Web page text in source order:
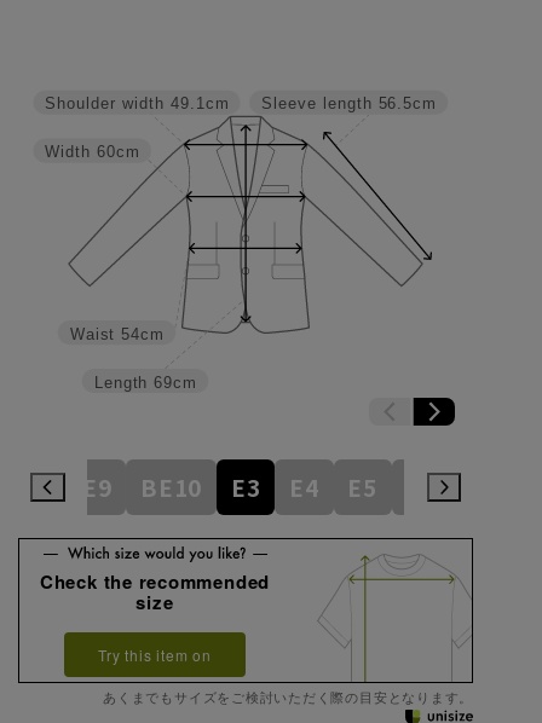
Sleeve length 56.5cm
Length 69cm
Waist 54cm
Width 60cm
Shoulder width 49.1cm
BE9 BE10 E3 E4 E5 E6
Check the recommended
size
Try this item on
あくまでもサイズをご検討いただく際の目安となります。